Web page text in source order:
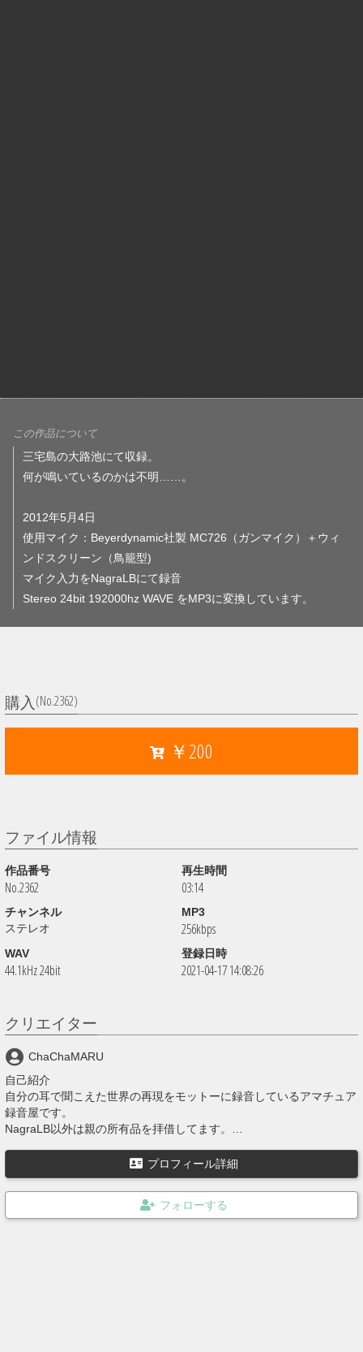
この作品について
三宅島の大路池にて収録。
何が鳴いているのかは不明……。
2012年5月4日
使用マイク：Beyerdynamic社製 MC726（ガンマイク）＋ウィ
ンドスクリーン（鳥籠型)
マイク入力をNagraLBにて録音
Stereo 24bit 192000hz WAVE をMP3に変換しています。
購入 (No.2362)
￥200
ファイル情報
作品番号
No.2362
再生時間
03:14
チャンネル
ステレオ
MP3
256kbps
WAV
44.1kHz 24bit
登録日時
2021-04-17 14:08:26
クリエイター
ChaChaMARU
自己紹介
自分の耳で聞こえた世界の再現をモットーに録音しているアマチュア
録音屋です。
NagraLB以外は親の所有品を拝借してます。
－）、Beyerdynamic社製 DT48（ヘッドホン）、ブーム(3m)、スタ
ンド(3m)、ウィンドスクリーン（鳥籠タイプ）等を使用してます。
殆どの投稿音源は Stereo 24bit 192000hz WAVE を Stereo 320kBit/s
プロフィール詳細